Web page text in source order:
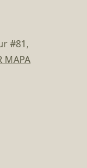
#81,
MAPA